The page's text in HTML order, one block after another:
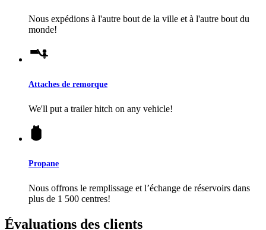
Nous expédions à l'autre bout de la ville et à l'autre bout du
monde!
Attaches de remorque
We'll put a trailer hitch on any vehicle!
Propane
Nous offrons le remplissage et l’échange de réservoirs dans
plus de 1 500 centres!
Évaluations des clients